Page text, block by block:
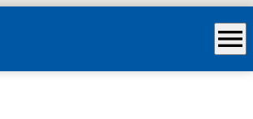
menu